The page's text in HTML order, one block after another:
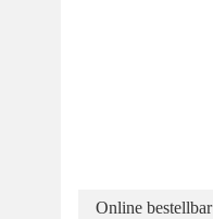
Online bestellbar